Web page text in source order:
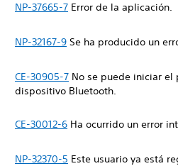
NP-37665-7 Error de la aplicación.
NP-32167-9 Se ha producido un
CE-30905-7 No se puede iniciar el
dispositivo Bluetooth.
CE-30012-6 Ha ocurrido un error
NP-32370-5 Este usuario ya está